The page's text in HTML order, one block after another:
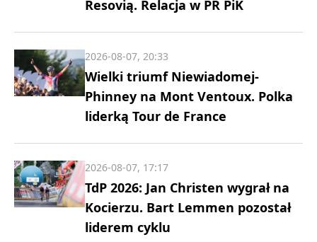
Resovią. Relacja w PR PiK
Wielki triumf Niewiadomej-
Phinney na Mont Ventoux. Polka
liderką Tour de France
2026-08-07, 20:33
TdP 2026: Jan Christen wygrał na
Kocierzu. Bart Lemmen pozostał
liderem cyklu
2026-08-07, 17:17